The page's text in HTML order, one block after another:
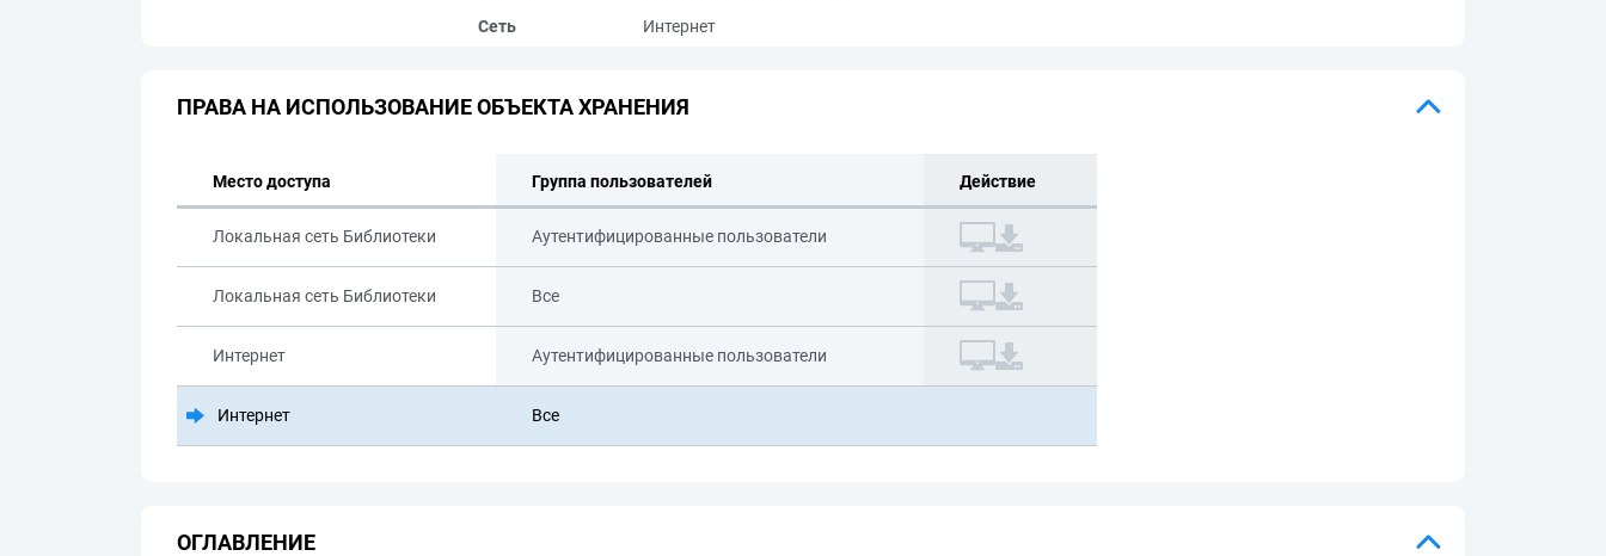
Сеть
Интернет
ПРАВА НА ИСПОЛЬЗОВАНИЕ ОБЪЕКТА ХРАНЕНИЯ
Место доступа Группа пользователей Действие
Локальная сеть Библиотеки Аутентифицированные пользователи
Локальная сеть Библиотеки Все
Интернет Аутентифицированные пользователи
Интернет Все
ОГЛАВЛЕНИЕ